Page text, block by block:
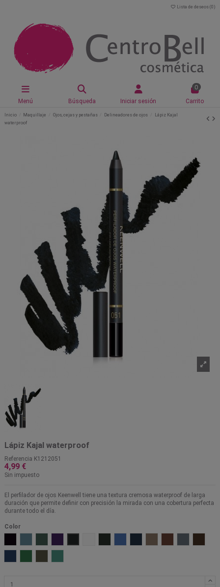
Lista de deseos (0 )
Menú Búsqueda Iniciar sesión
0
Carrito
Inicio Maquillaje Ojos, cejas y pestañas Delineadores de ojos
Lápiz Kajal
waterproof
Lápiz Kajal waterproof
Referencia K1212051
4,99 €
Sin impuesto
El perfilador de ojos Keenwell tiene una textura cremosa waterproof de larga
duración que permite definir con precisión la mirada con una cobertura perfecta
durante todo el día.
Color